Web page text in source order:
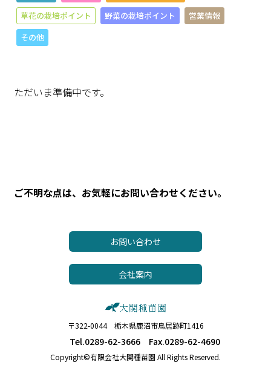
草花の栽培ポイント
野菜の栽培ポイント
営業情報
その他
ただいま準備中です。
ご不明な点は、お気軽にお問い合わせください。
お問い合わせ
会社案内
〒322-0044 栃木県鹿沼市鳥居跡町1416
Tel.0289-62-3666 Fax.0289-62-4690
Copyright©有限会社大関種苗園 All Rights Reserved.